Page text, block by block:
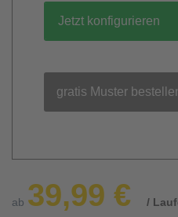
Jetzt konfigurieren
gratis Muster
ab 39,99 €
/